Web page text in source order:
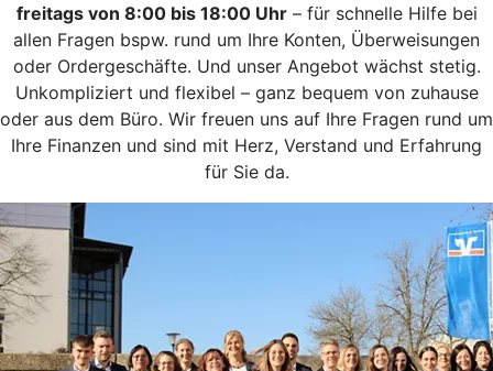
freitags von 8:00 bis 18:00 Uhr– für schnelle Hilfe bei
allen Fragen bspw. rund um Ihre Konten, Überweisungen
oder Ordergeschäfte. Und unser Angebot wächst stetig.
Unkompliziert und flexibel – ganz bequem von zuhause
oder aus dem Büro. Wir freuen uns auf Ihre Fragen rund um
Ihre Finanzen und sind mit Herz, Verstand und Erfahrung
für Sie da.